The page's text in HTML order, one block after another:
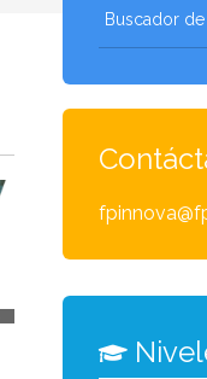
Buscador